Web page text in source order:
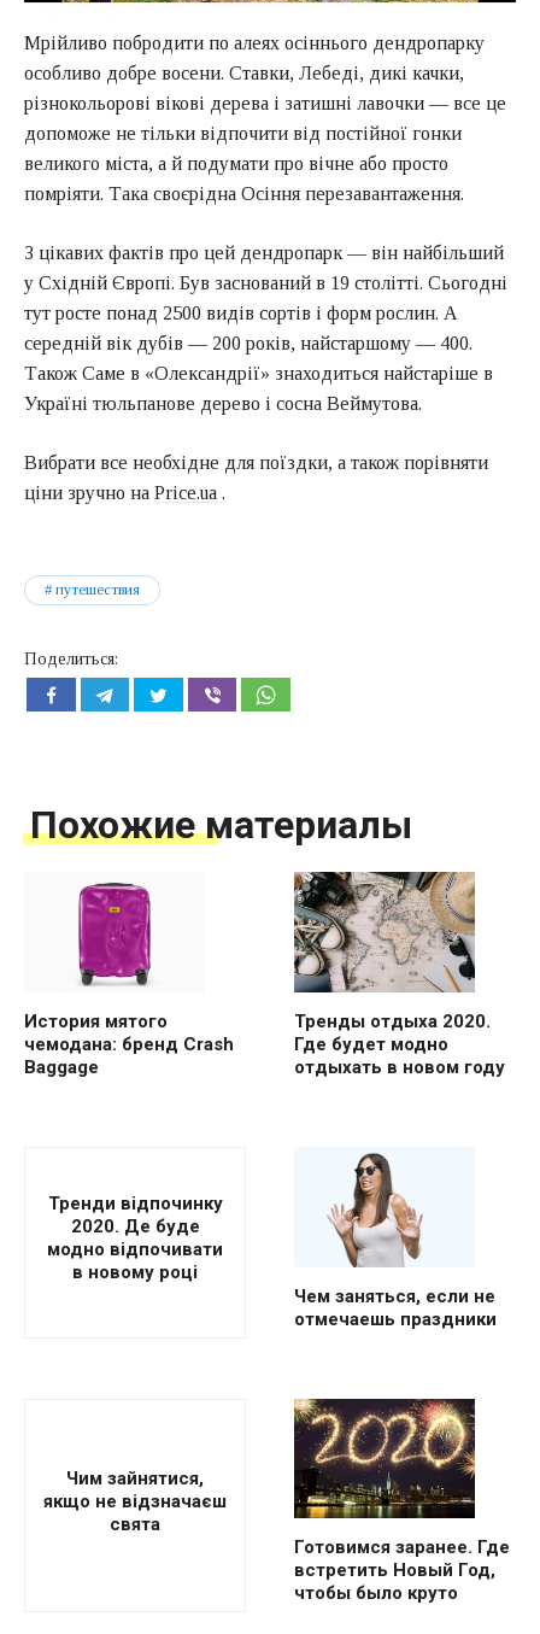
Мрійливо побродити по алеях осіннього дендропарку
особливо добре восени. Ставки, Лебеді, дикі качки,
різнокольорові вікові дерева і затишні лавочки — все це
допоможе не тільки відпочити від постійної гонки
великого міста, а й подумати про вічне або просто
помріяти. Така своєрідна Осіння перезавантаження.
З цікавих фактів про цей дендропарк — він найбільший
у Східній Європі. Був заснований в 19 столітті. Сьогодні
тут росте понад 2500 видів сортів і форм рослин. А
середній вік дубів — 200 років, найстаршому — 400.
Також Саме в «Олександрії» знаходиться найстаріше в
Україні тюльпанове дерево і сосна Веймутова.
Вибрати все необхідне для поїздки, а також порівняти
ціни зручно на Price.ua .
путешествия
Поделиться:
Похожие материалы
История мятого
чемодана: бренд Crash
Baggage
Тренды отдыха 2020.
Где будет модно
отдыхать в новом году
Тренди відпочинку
2020. Де буде
модно відпочивати
в новому році
Чем заняться, если не
отмечаешь праздники
Чим зайнятися,
якщо не відзначаєш
свята
Готовимся заранее. Где
встретить Новый Год,
чтобы было круто